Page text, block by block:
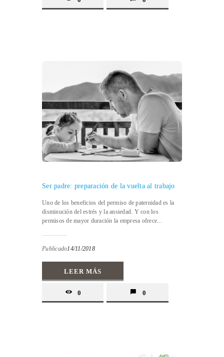
Ser padre: preparación de la vuelta al trabajo
Uno de los beneficios del permiso de paternidad es la
disminución del estrés y la ansiedad. Y con los
permisos de mayor duración la empresa ofrece...
Publicado14/11/2018
LEER MÁS
0 0